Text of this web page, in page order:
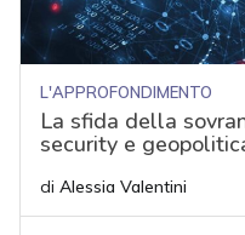
L'APPROFONDIMENTO
La sfida della
security e
di Alessia Valentini